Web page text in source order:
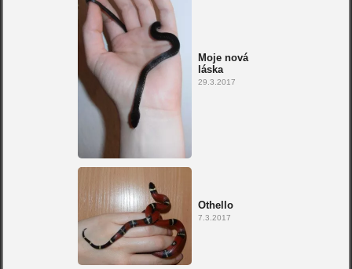
Moje nová
láska
29.3.2017
Othello
7.3.2017